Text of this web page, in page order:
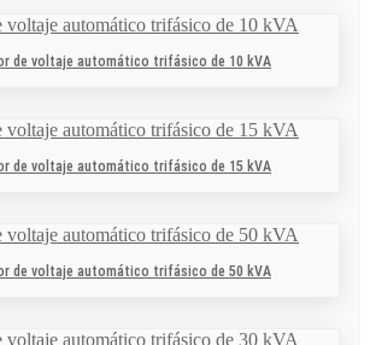
de voltaje automático trifásico de 10 kVA
de voltaje automático trifásico de 15 kVA
de voltaje automático trifásico de 50 kVA